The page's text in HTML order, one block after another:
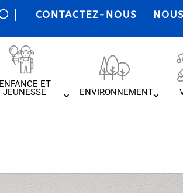
CONTACTEZ-NOUS
ENFANCE ET
JEUNESSE ENVIRONNEMENT